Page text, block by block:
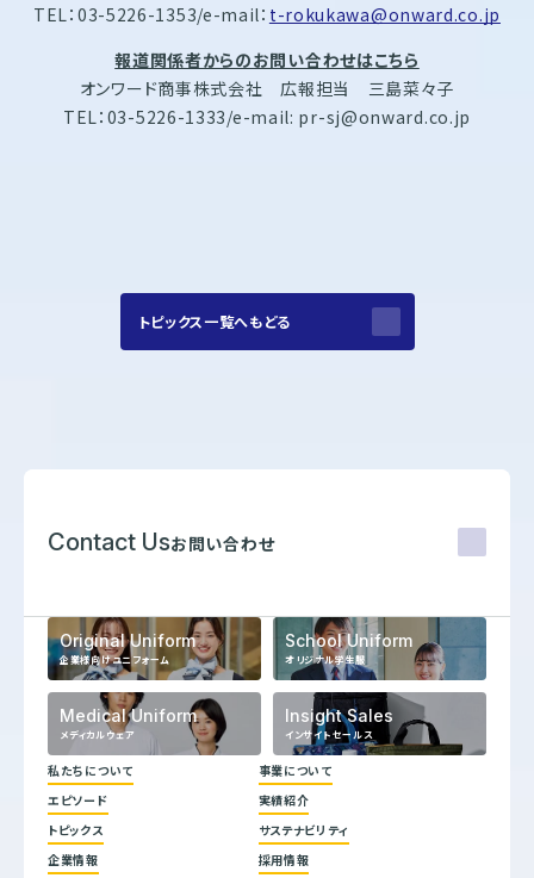
TEL：03-5226-1353/e-mail： t-rokukawa@onward.co.jp
報道関係者からのお問い合わせはこちら
オンワード商事株式会社 広報担当 三島菜々子
TEL：03-5226-1333/e-mail: pr-sj@onward.co.jp
トピックス一覧へもどる
Contact Usお問い合わせ
Original Uniform
企業様向けユニフォーム
School Uniform
オリジナル学生服
Medical Uniform
メディカルウェア
Insight Sales
インサイトセールス
私たちについて
代表メッセージ
企業理念
ヒストリー
事業について
エピソード
実績紹介
トピックス
サステナビリティ
企業情報
採用情報